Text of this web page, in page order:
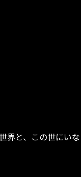
界と、この世にい